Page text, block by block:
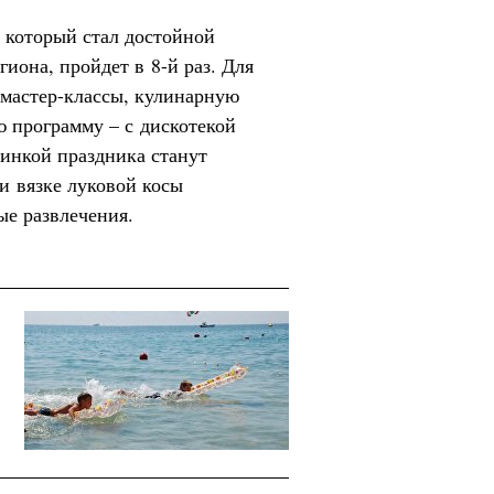
стал достойной
пройдет в 8-й раз. Для
классы, кулинарную
– с дискотекой
праздника станут
вязке луковой косы
развлечения.